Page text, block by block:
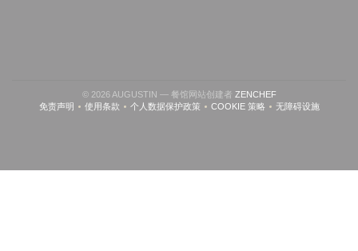
© 2026 AUGUSTIN — 餐馆网站创建者 ZENCHEF((在新窗口中打开))
免责声明((在新窗口中打开))
使用条款((在新窗口中打开))
个人数据保护政策((在新窗口中打开))
COOKIE 策略((在新窗口中打开))
无障碍设施
((在新窗口中打